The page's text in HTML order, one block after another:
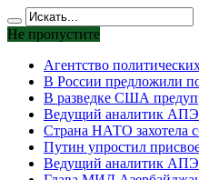
Не пропустите
Агентство
В России предложили
В разведке США
Ведущий аналитик АПЭК
Страна НАТО захотела
Путин упростил
Ведущий аналитик